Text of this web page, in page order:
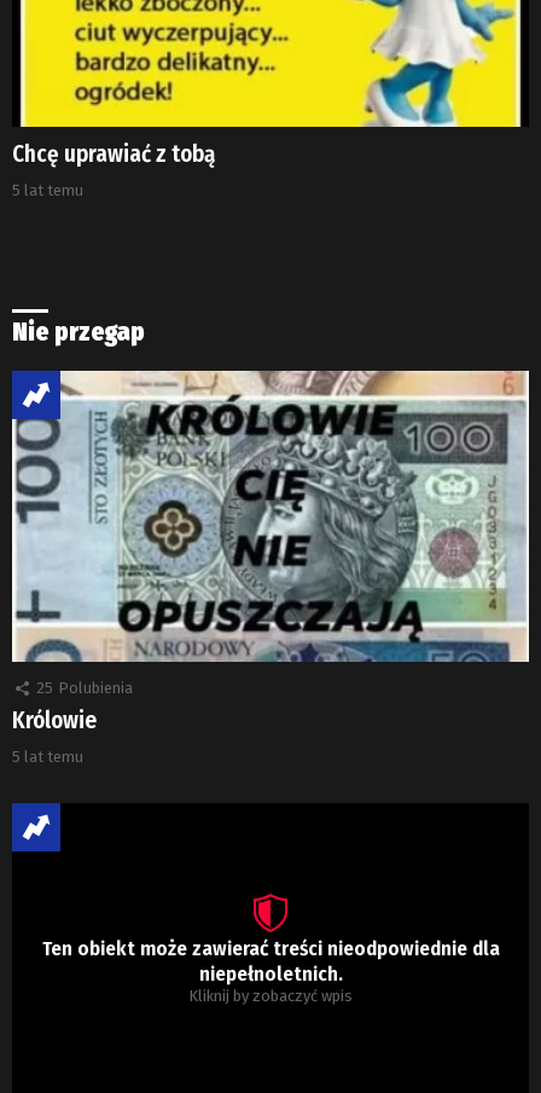
Chcę uprawiać z tobą
5 lat temu
Nie przegap
25 Polubienia
Królowie
5 lat temu
Ten obiekt może zawierać treści nieodpowiednie dla
niepełnoletnich.
Kliknij by zobaczyć wpis